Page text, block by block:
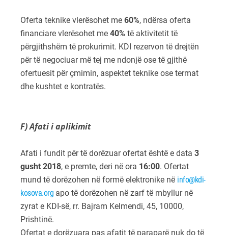
Oferta teknike vlerësohet me 60%, ndërsa oferta
financiare vlerësohet me 40% të aktivitetit të
përgjithshëm të prokurimit. KDI rezervon të drejtën
për të negociuar më tej me ndonjë ose të gjithë
ofertuesit për çmimin, aspektet teknike ose termat
dhe kushtet e kontratës.
F) Afati i aplikimit
Afati i fundit për të dorëzuar ofertat është e data 3
gusht 2018, e premte, deri në ora 16:00. Ofertat
mund të dorëzohen në formë elektronike në info@kdi-
kosova.org apo të dorëzohen në zarf të mbyllur në
zyrat e KDI-së, rr. Bajram Kelmendi, 45, 10000,
Prishtinë.
Ofertat e dorëzuara pas afatit të paraparë nuk do të